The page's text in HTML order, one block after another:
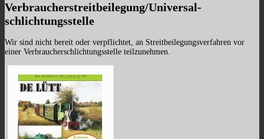
Verbraucher­streit­beilegung/Universal­
schlichtungs­stelle
Wir sind nicht bereit oder verpflichtet, an Streitbeilegungsverfahren vor
einer Verbraucherschlichtungsstelle teilzunehmen.